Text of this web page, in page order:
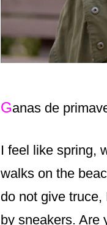
Ganas de
I feel like spring,
walks on the
do not give
by sneakers. Are